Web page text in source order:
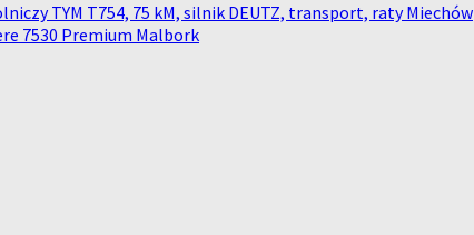
TYM T754, 75 kM, silnik DEUTZ, transport, raty Miechów
7530 Premium Malbork